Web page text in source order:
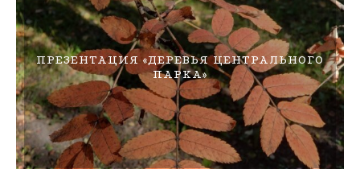
ПРЕЗЕНТАЦИЯ «ДЕРЕВЬЯ ЦЕНТРАЛЬНОГО
ПАРКА»